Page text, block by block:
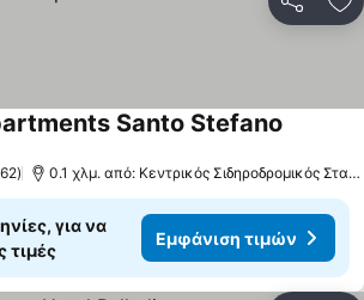
Santo Stefano
0.1 χλμ. από: Κεντρικός Σιδηροδρομικός
για να
τιμές
Εμφάνιση τιμών